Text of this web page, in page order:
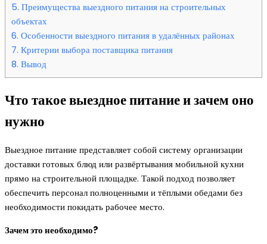
5. Преимущества выездного питания на строительных
объектах
6. Особенности выездного питания в удалённых районах
7. Критерии выбора поставщика питания
8. Вывод
Что такое выездное питание и зачем оно
нужно
Выездное питание представляет собой систему организации
доставки готовых блюд или развёртывания мобильной кухни
прямо на строительной площадке. Такой подход позволяет
обеспечить персонал полноценными и тёплыми обедами без
необходимости покидать рабочее место.
Зачем это необходимо?